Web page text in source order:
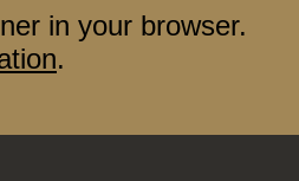
in your browser.
.